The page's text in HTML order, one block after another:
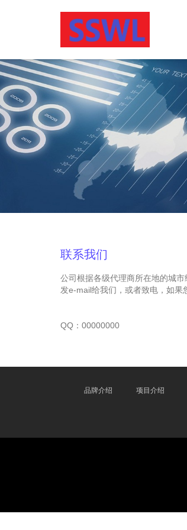
联系我们
公司根据各级代理商所在地的城
发e-mail给我们，或者致电，如果
QQ：00000000
品牌介绍 项目介绍